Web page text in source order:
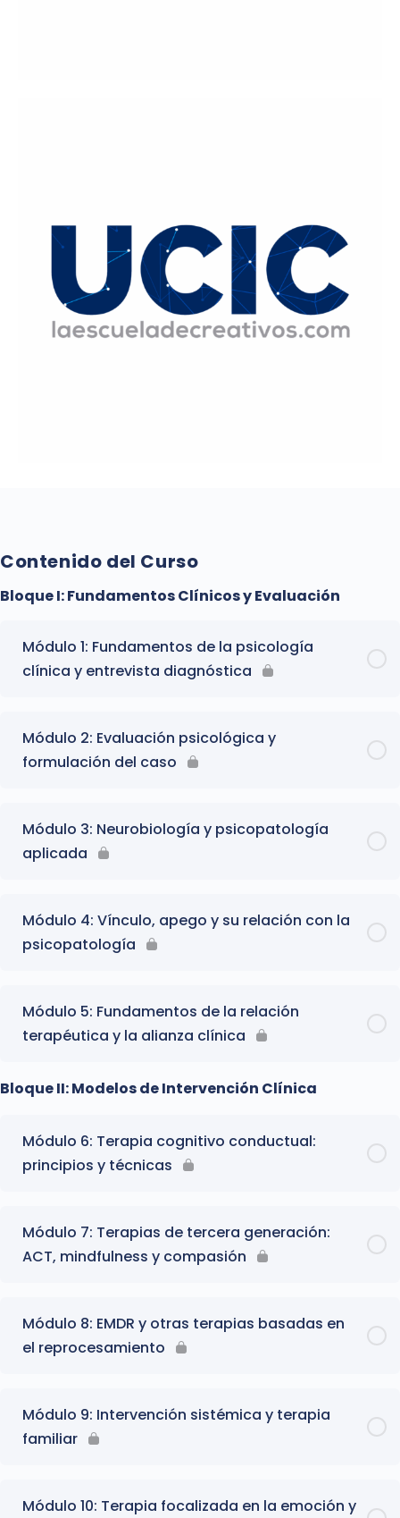
Contenido del Curso
Bloque I: Fundamentos Clínicos y Evaluación
Módulo 1: Fundamentos de la psicología
clínica y entrevista diagnóstica
Módulo 2: Evaluación psicológica y
formulación del caso
Módulo 3: Neurobiología y psicopatología
aplicada
Módulo 4: Vínculo, apego y su relación con la
psicopatología
Módulo 5: Fundamentos de la relación
terapéutica y la alianza clínica
Bloque II: Modelos de Intervención Clínica
Módulo 6: Terapia cognitivo conductual:
principios y técnicas
Módulo 7: Terapias de tercera generación:
ACT, mindfulness y compasión
Módulo 8: EMDR y otras terapias basadas en
el reprocesamiento
Módulo 9: Intervención sistémica y terapia
familiar
Módulo 10: Terapia focalizada en la emoción y